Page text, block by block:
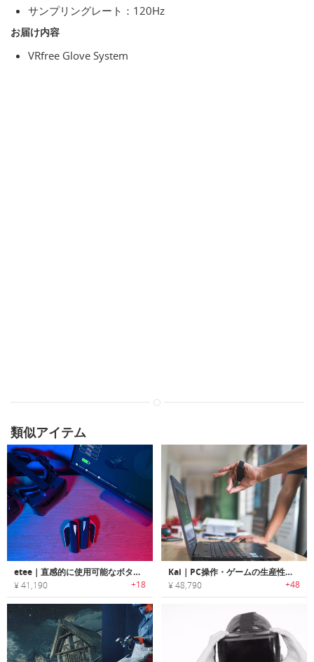
サンプリングレート：120Hz
お届け内容
VRfree Glove System
類似アイテム
etee｜直感的に使用可能なボタンレスVRコントローラー「イーティー」
¥ 41,190 +18
Kai｜PC操作・ゲームの生産性を高めるウェアラブルジェスチャーコントローラー「カイ」
¥ 48,790 +48